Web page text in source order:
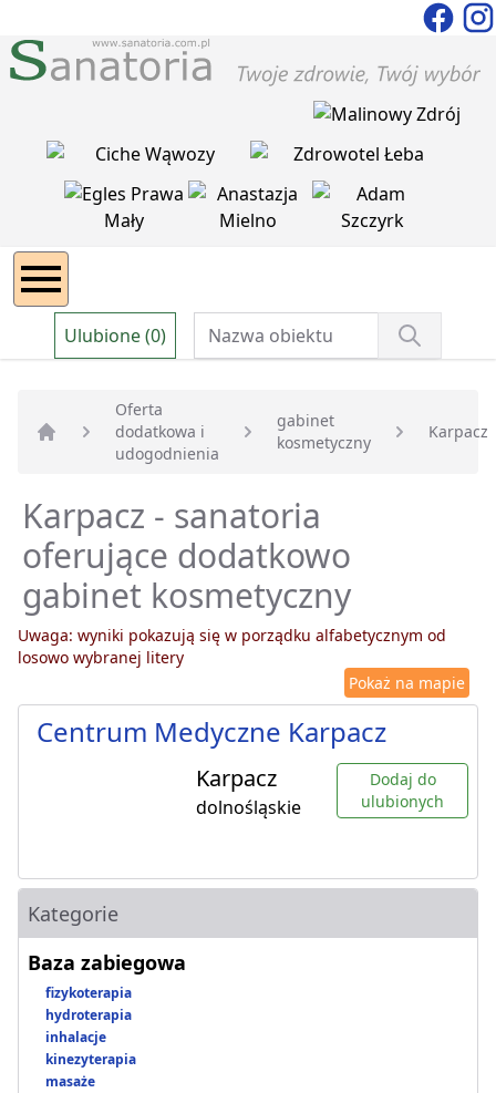
Ulubione (0)
Strona główna
Oferta
dodatkowa i
udogodnienia
gabinet
kosmetyczny
Karpacz
Karpacz - sanatoria
oferujące dodatkowo
gabinet kosmetyczny
Uwaga: wyniki pokazują się w porządku alfabetycznym od
losowo wybranej litery
Pokaż na mapie
Centrum Medyczne Karpacz
Karpacz
dolnośląskie
Dodaj do
ulubionych
Kategorie
Baza zabiegowa
fizykoterapia
hydroterapia
inhalacje
kinezyterapia
masaże